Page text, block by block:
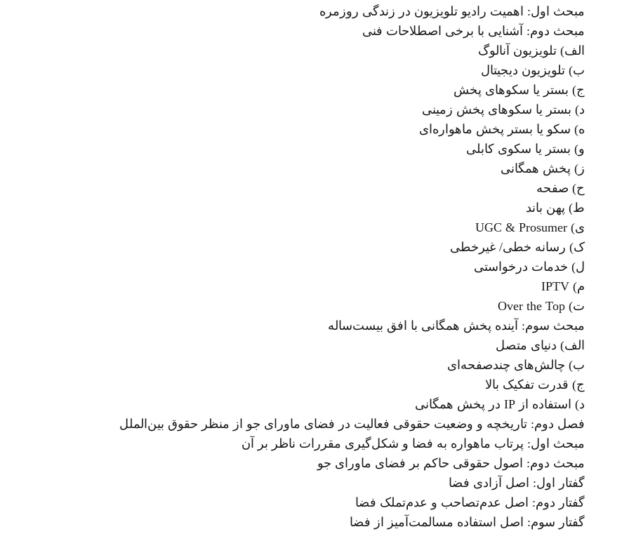
مبحث اول: اهمیت رادیو تلویزیون در زندگی روزمره
مبحث دوم: آشنایی با برخی اصطلاحات فنی
الف) تلویزیون آنالوگ
ب) تلویزیون دیجیتال
ج) بستر یا سکوهای پخش
د) بستر یا سکوهای پخش زمینی
ه) سکو یا بستر پخش ماهواره‌ای
و) بستر یا سکوی کابلی
ز) پخش همگانی
ح) صفحه
ط) پهن باند
ی) UGC & Prosumer
ک) رسانه خطی/ غیرخطی
ل) خدمات درخواستی
م) IPTV
ت) Over the Top
مبحث سوم: آینده پخش همگانی با افق بیست‌ساله
الف) دنیای متصل
ب) چالش‌های چندصفحه‌ای
ج) قدرت تفکیک بالا
د) استفاده از IP در پخش همگانی
فصل دوم: تاریخچه و وضعیت حقوقی فعالیت در فضای ماورای جو از منظر حقوق بین‌الملل
مبحث اول: پرتاب ماهواره به فضا و شکل‌گیری مقررات ناظر بر آن
مبحث دوم: اصول حقوقی حاکم بر فضای ماورای جو
گفتار اول: اصل آزادی فضا
گفتار دوم: اصل عدم‌تصاحب و عدم‌تملک فضا
گفتار سوم: اصل استفاده مسالمت‌آمیز از فضا